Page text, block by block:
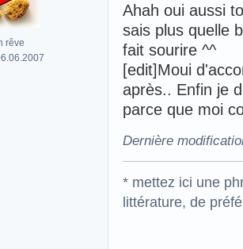
rêve
Ahah oui aussi
sais plus quelle
fait sourire ^^
[edit]Moui
après.. Enfin je
parce que moi
Dernière
* mettez ici une
littérature, de